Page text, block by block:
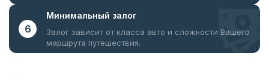
6
Минимальный залог
Залог зависит от класса авто и сложности Вашего
маршрута путешествия.